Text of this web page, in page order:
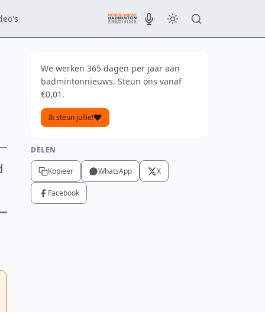
We werken 365 dagen per jaar aan
badmintonnieuws. Steun ons vanaf
€0,01.
Ik steun jullie!
DELEN
Kopieer WhatsApp X
Facebook